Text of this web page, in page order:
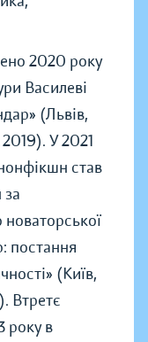
2020 року
Василеві
(Львів,
У 2021
став
постання
(Київ,
Втретє
року в